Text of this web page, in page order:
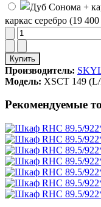
каркас серебро (19
Купить
Производитель:
Модель: XSCT 149
Рекомендуемые